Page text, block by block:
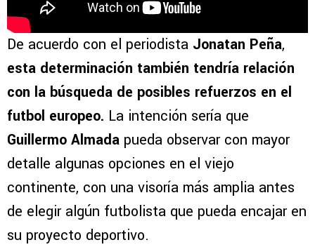
De acuerdo con el periodista Jonatan Peña,
esta determinación también tendría relación
con la búsqueda de posibles refuerzos en el
futbol europeo. La intención sería que
Guillermo Almada pueda observar con mayor
detalle algunas opciones en el viejo
continente, con una visoría más amplia antes
de elegir algún futbolista que pueda encajar en
su proyecto deportivo.